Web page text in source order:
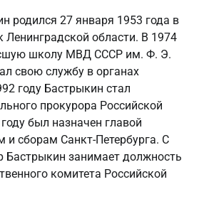
родился 27 января 1953 года в
Ленинградской области. В 1974
школу МВД СССР им. Ф. Э.
свою службу в органах
году Бастрыкин стал
прокурора Российской
был назначен главой
и сборам Санкт-Петербурга. С
Бастрыкин занимает должность
комитета Российской